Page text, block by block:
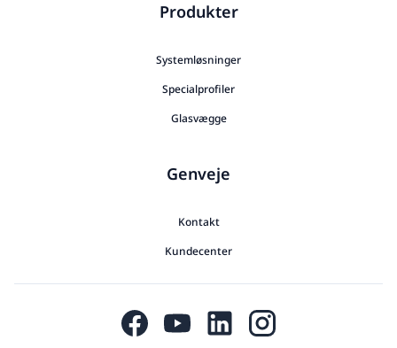
Produkter
Systemløsninger
Specialprofiler
Glasvægge
Genveje
Kontakt
Kundecenter